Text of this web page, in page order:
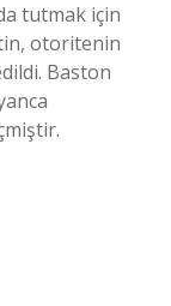
tutmak için
otoritenin
Baston